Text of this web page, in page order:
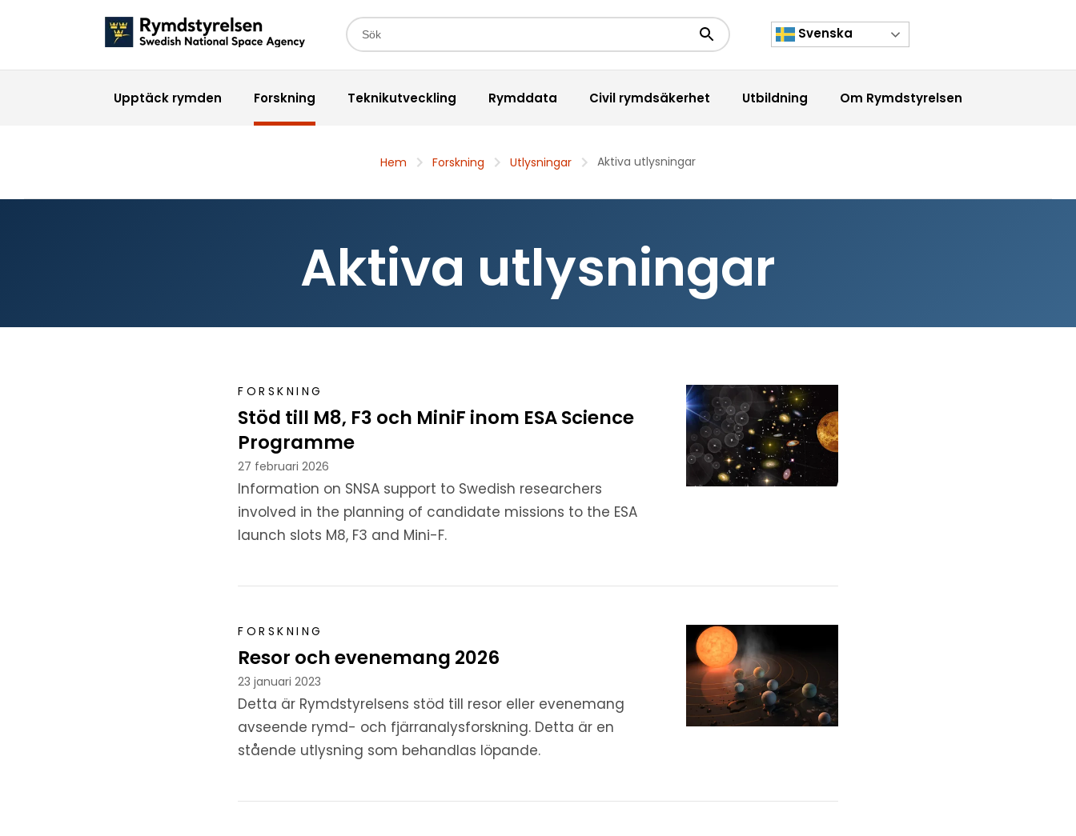
Sökfält
Sökknapp Svenska
Upptäck rymden Forskning Teknikutveckling Rymddata Civil rymdsäkerhet Utbildning Om Rymdstyrelsen
Hem Forskning Utlysningar Aktiva utlysningar
Aktiva utlysningar
FORSKNING
Stöd till M8, F3 och MiniF inom ESA Science
Programme
27 februari 2026
Information on SNSA support to Swedish researchers
involved in the planning of candidate missions to the ESA
launch slots M8, F3 and Mini-F.
FORSKNING
Resor och evenemang 2026
23 januari 2023
Detta är Rymdstyrelsens stöd till resor eller evenemang
avseende rymd- och fjärranalysforskning. Detta är en
stående utlysning som behandlas löpande.